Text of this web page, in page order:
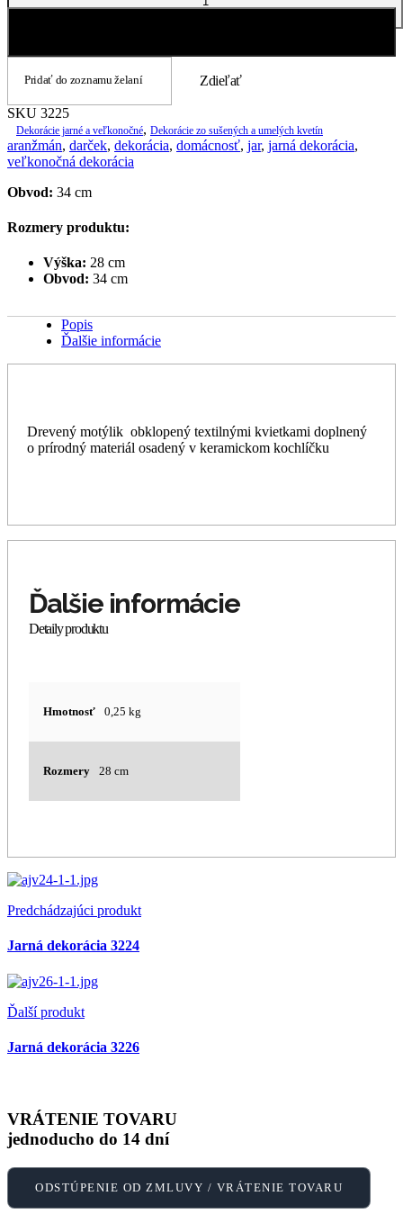
Pridať do zoznamu želaní Zdieľať
SKU 3225
Dekorácie jarné a veľkonočné, Dekorácie zo sušených a umelých kvetín
aranžmán, darček, dekorácia, domácnosť, jar, jarná dekorácia,
veľkonočná dekorácia
Obvod: 34 cm
Rozmery produktu:
Výška: 28 cm
Obvod: 34 cm
Popis
Ďalšie informácie
Drevený motýlik obklopený textilnými kvietkami doplnený
o prírodný materiál osadený v keramickom kochlíčku
Hmotnosť 0,25 kg
Rozmery 28 cm
Predchádzajúci produkt
Jarná dekorácia 3224
Ďalší produkt
Jarná dekorácia 3226
VRÁTENIE TOVARU
jednoducho do 14 dní
ODSTÚPENIE OD ZMLUVY / VRÁTENIE TOVARU